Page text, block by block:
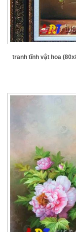
tranh tĩnh vật hoa